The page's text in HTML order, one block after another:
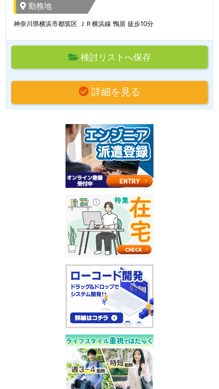
勤務地
神奈川県横浜市都筑区 ＪＲ横浜線 鴨居 徒歩10分
検討リストへ保存
詳細を見る